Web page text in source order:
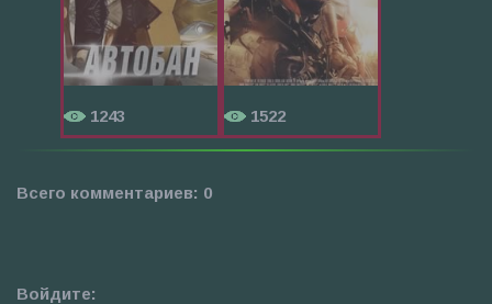
1243 1522
Всего комментариев: 0
Войдите: